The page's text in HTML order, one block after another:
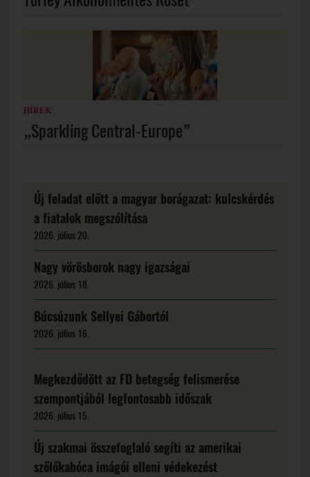
HÍREK
„Sparkling Central-Europe”
Új feladat előtt a magyar borágazat: kulcskérdés
a fiatalok megszólítása
2026. július 20.
Nagy vörösborok nagy igazságai
2026. július 18.
Búcsúzunk Sellyei Gábortól
2026. július 16.
Megkezdődött az FD betegség felismerése
szempontjából legfontosabb időszak
2026. július 15.
Új szakmai összefoglaló segíti az amerikai
szőlőkabóca imágói elleni védekezést